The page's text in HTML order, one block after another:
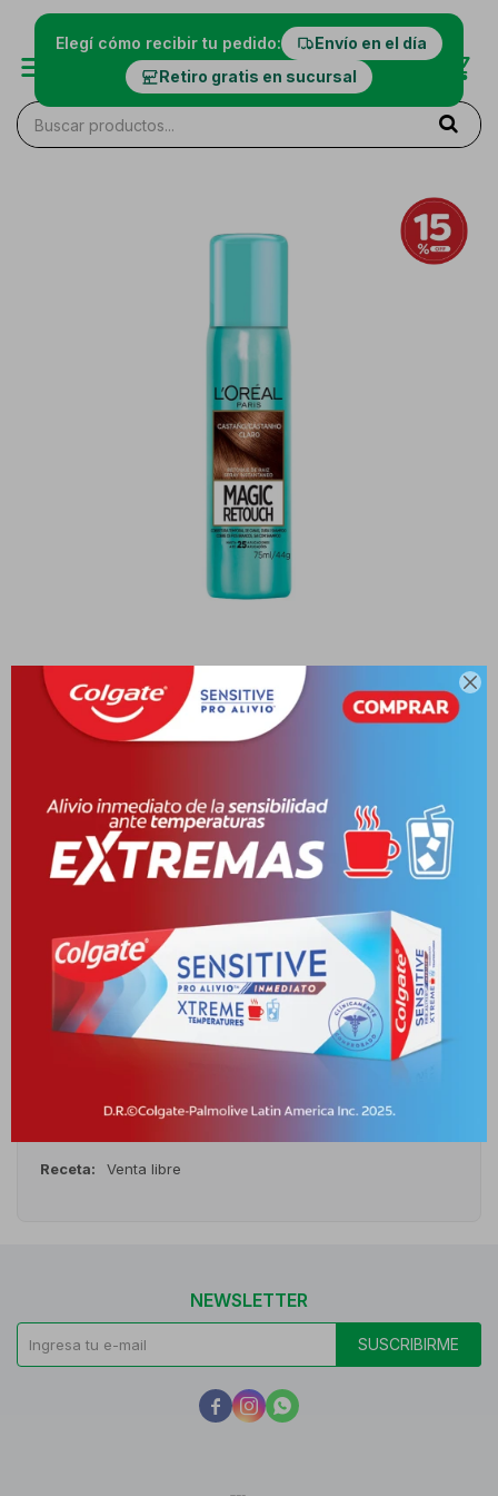

Elegí cómo recibir tu pedido:
Envío en el día
Retiro gratis en sucursal
LOREAL MAGIC RETOUCH CASTAÑO
CLARO SPRAY
PYG 74.851PYG63.623
LOREAL MAGIC RETOUCH CASTAÑO CLARO SPRAY
Envíos
Cambios y Devoluciones
Receta Venta libre
NEWSLETTER
SUSCRIBIRME
  